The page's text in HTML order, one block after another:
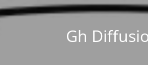
Gh